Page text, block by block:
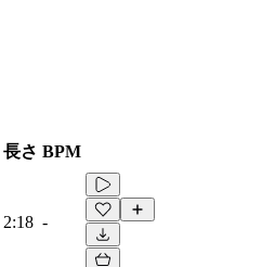
長さ BPM
2:18 -